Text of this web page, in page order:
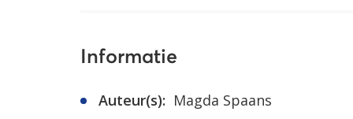
Informatie
Auteur(s): Magda Spaans